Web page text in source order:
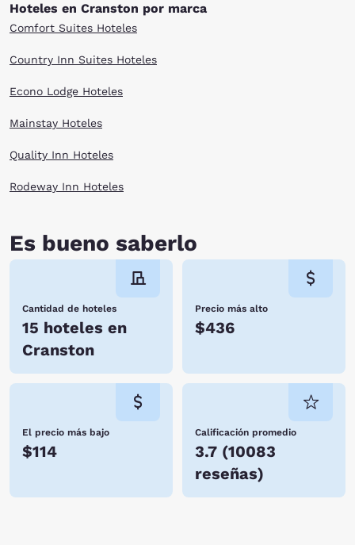
Hoteles en Cranston por marca
Comfort Suites Hoteles
Country Inn Suites Hoteles
Econo Lodge Hoteles
Mainstay Hoteles
Quality Inn Hoteles
Rodeway Inn Hoteles
Es bueno saberlo
Cantidad de hoteles
15 hoteles en
Cranston
Precio más alto
$436
El precio más bajo
$114
Calificación promedio
3.7 (10083
reseñas)